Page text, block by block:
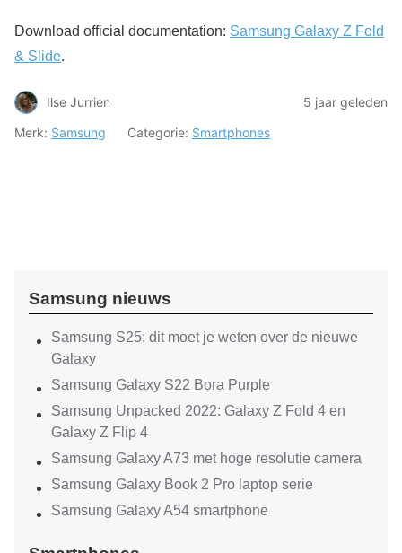
Download official documentation: Samsung Galaxy Z Fold
& Slide.
Ilse Jurrien
5 jaar geleden
Merk: Samsung Categorie: Smartphones
Samsung nieuws
Samsung S25: dit moet je weten over de nieuwe
Galaxy
Samsung Galaxy S22 Bora Purple
Samsung Unpacked 2022: Galaxy Z Fold 4 en
Galaxy Z Flip 4
Samsung Galaxy A73 met hoge resolutie camera
Samsung Galaxy Book 2 Pro laptop serie
Samsung Galaxy A54 smartphone